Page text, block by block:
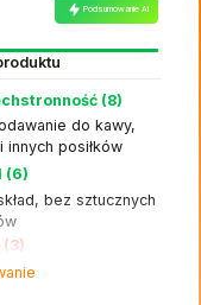
Podsumowanie AI
(8)
do kawy,
innych posiłków
(6)
bez sztucznych
po